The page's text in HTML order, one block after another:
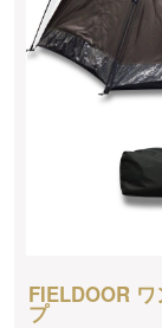
FIELDOOR
プ